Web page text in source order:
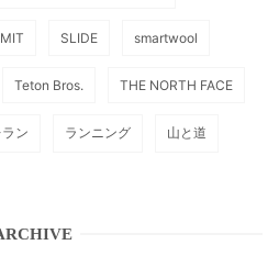
SLIDE smartwool
Teton Bros. THE NORTH FACE
ラン ランニング 山と道